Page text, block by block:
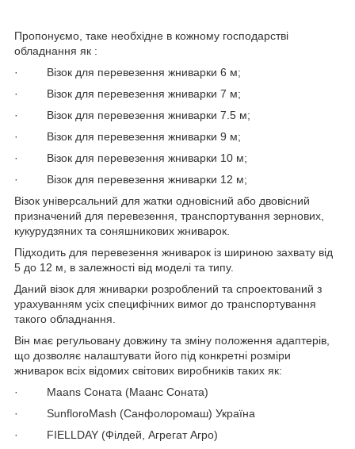
Пропонуємо, таке необхідне в кожному господарстві
обладнання як :
· Візок для перевезення жниварки 6 м;
· Візок для перевезення жниварки 7 м;
· Візок для перевезення жниварки 7.5 м;
· Візок для перевезення жниварки 9 м;
· Візок для перевезення жниварки 10 м;
· Візок для перевезення жниварки 12 м;
Візок універсальний для жатки одновісний або двовісний
призначений для перевезення, транспортування зернових,
кукурудзяних та соняшникових жниварок.
Підходить для перевезення жниварок із шириною захвату від
5 до 12 м, в залежності від моделі та типу.
Даний візок для жниварки розроблений та спроектований з
урахуванням усіх специфічних вимог до транспортування
такого обладнання.
Він має регульовану довжину та зміну положення адаптерів,
що дозволяє налаштувати його під конкретні розміри
жниварок всіх відомих світових виробників таких як:
· Maans Соната (Маанс Соната)
· SunfloroMash (Санфолоромаш) Україна
· FIELLDAY (Філдей, Агрегат Агро)